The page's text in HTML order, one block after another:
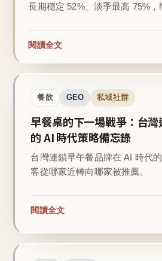
長期穩定 52%、淡季最高 75%，
閱讀全文
餐飲 GEO 私域社群
早餐桌的下一場戰爭：台
的 AI 時代策略備忘錄
台灣連鎖早午餐品牌在 AI 時代
客從哪家近轉向哪家被推薦。
閱讀全文